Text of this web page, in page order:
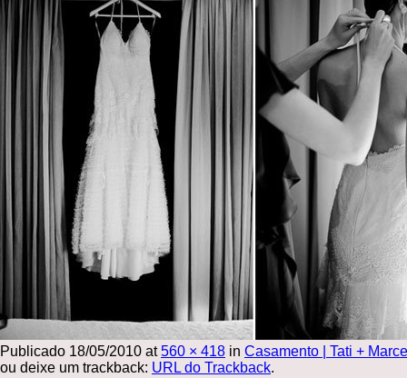
Publicado 18/05/2010 at560 × 418 in Casamento | Tati +
ou deixe um trackback: URL do Trackback.